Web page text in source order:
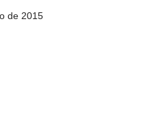
de 2015